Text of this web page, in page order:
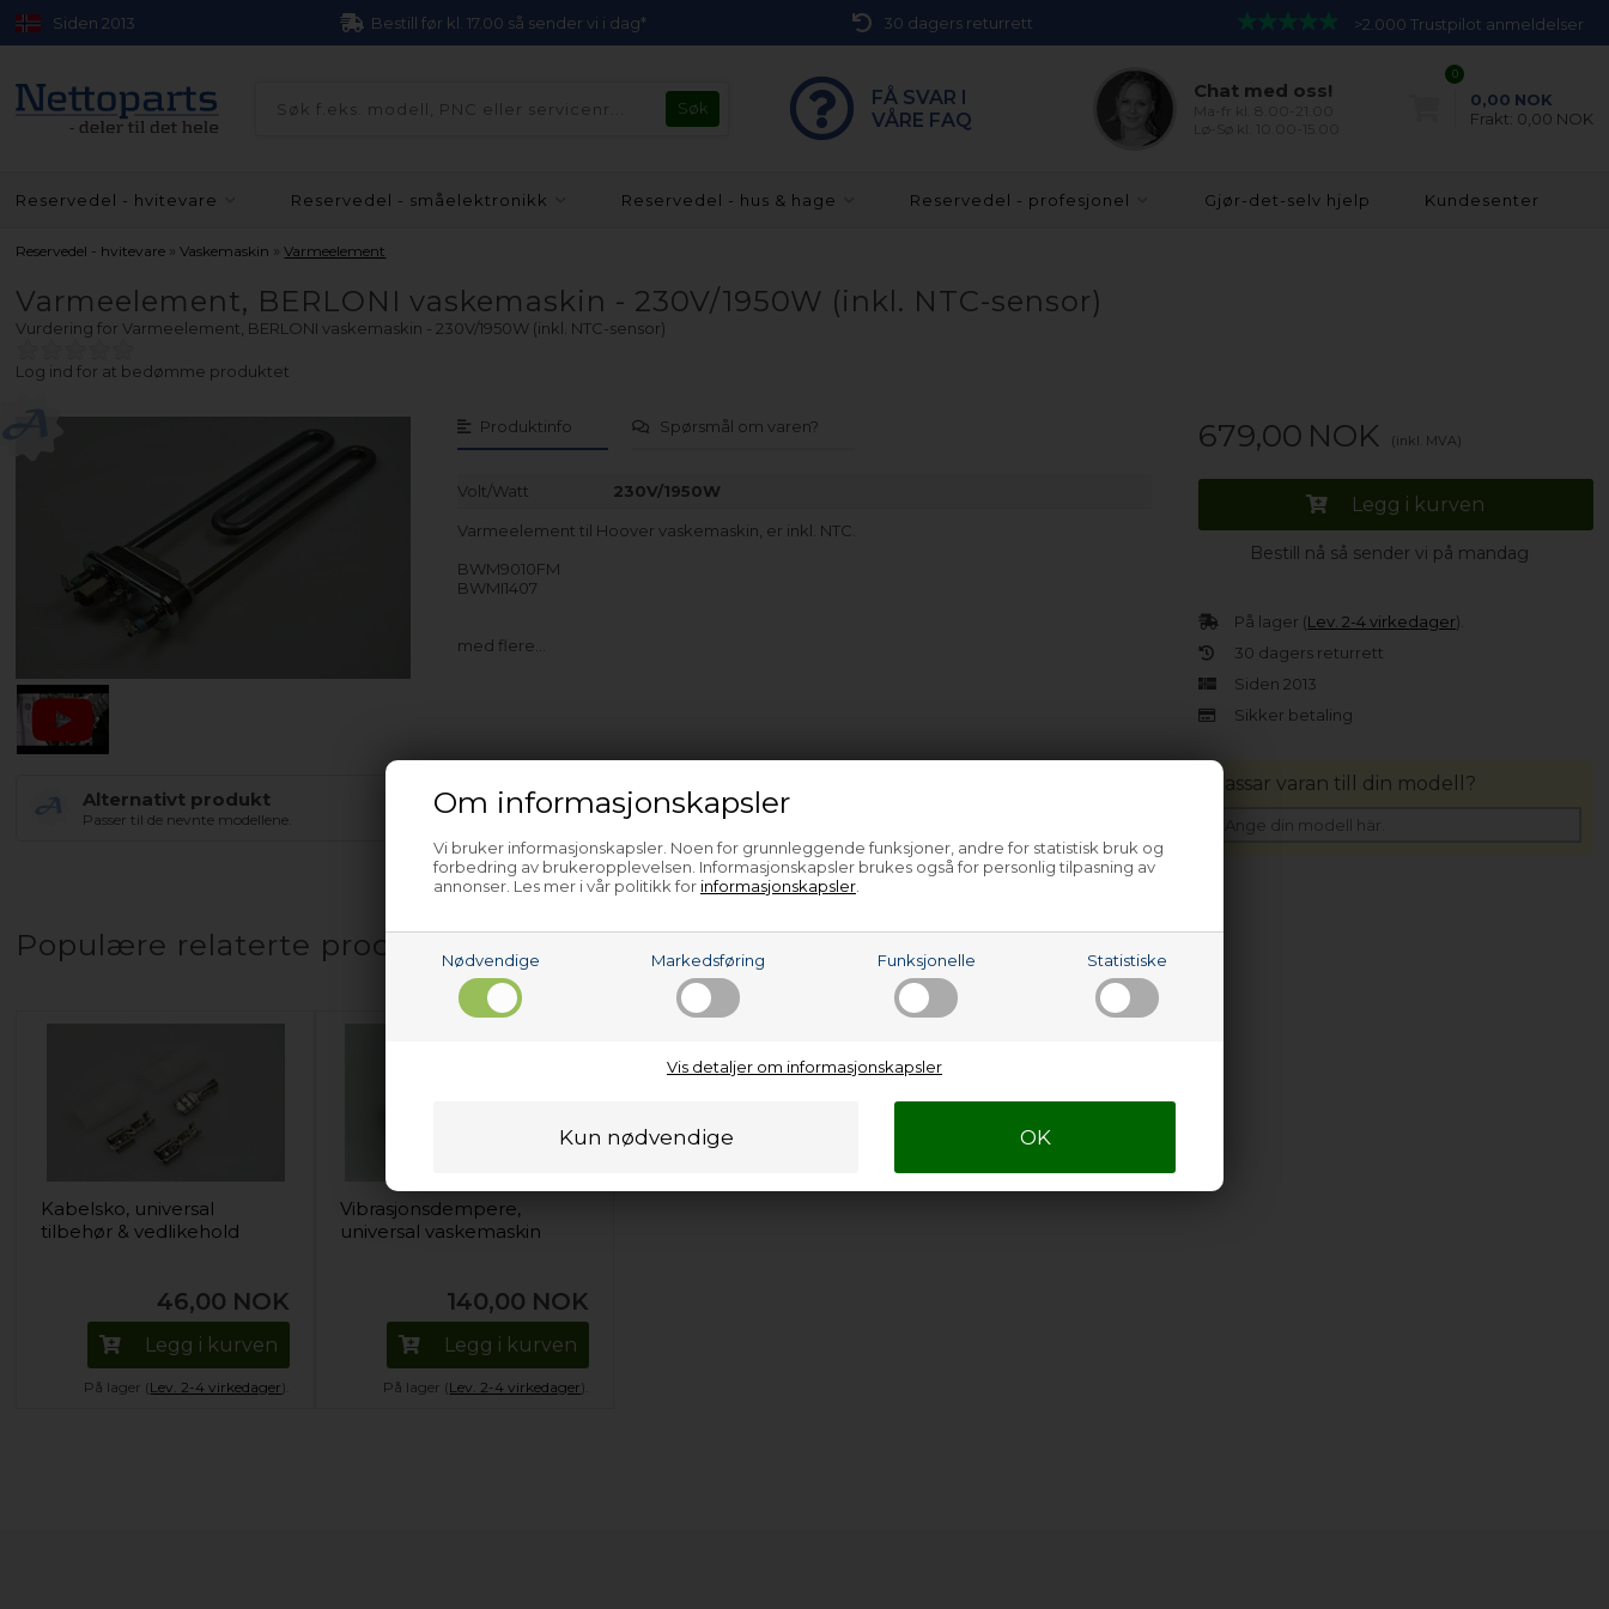
Om informasjonskapsler
Vi bruker informasjonskapsler. Noen for grunnleggende funksjoner, andre for statistisk bruk og
forbedring av brukeropplevelsen. Informasjonskapsler brukes også for personlig tilpasning av
annonser. Les mer i vår politikk for informasjonskapsler
Nødvendige Markedsføring Funksjonelle Statistiske
Vis detaljer om informasjonskapsler
Siden 2013 Bestill før kl. 17.00 så sender vi i dag* 30 dagers returrett >2.000 Trustpilot anmeldelser
FÅ SVAR I
VÅRE FAQ
Chat med oss!
0
0,00 NOK
Frakt: 0,00 NOK
Reservedel - hvitevare Reservedel - småelektronikk Reservedel - hus & hage Reservedel - profesjonel Gjør-det-selv hjelp Kundesenter
Reservedel - hvitevare »Vaskemaskin »Varmeelement
Varmeelement, BERLONI vaskemaskin - 230V/1950W (inkl. NTC-sensor)
Vurdering forVarmeelement, BERLONI vaskemaskin - 230V/1950W (inkl. NTC-sensor)
Log ind for at bedømme produktet
Alternativt produkt
Passer til de nevnte modellene.
Produktinfo Spørsmål om varen?
Volt/Watt 230V/1950W
Varmeelement til Hoover vaskemaskin, er inkl. NTC.
BWM9010FM
BWMI1407
med flere…
679,00 NOK (inkl. MVA)
Legg i kurven
Bestill nå så sender vi på mandag
På lager (Lev. 2-4 virkedager).
30 dagers returrett
Siden 2013
Sikker betaling
Passar varan till din modell?
Populære relaterte produkter
Kabelsko, universal
tilbehør & vedlikehold
46,00 NOK
Legg i kurven
På lager (Lev. 2-4 virkedager).
Vibrasjonsdempere,
universal vaskemaskin
140,00 NOK
Legg i kurven
På lager (Lev. 2-4 virkedager).